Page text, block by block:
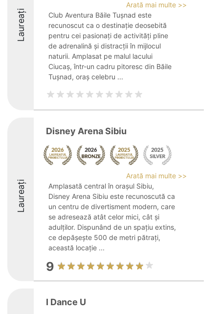
Laureați
Arată mai multe >>
Club Aventura Băile Tușnad este
recunoscut ca o destinație deosebită
pentru cei pasionați de activități pline
de adrenalină și distracții în mijlocul
naturii. Amplasat pe malul lacului
Ciucaș, într-un cadru pitoresc din Băile
Tușnad, oraș celebru ...
Laureați
Disney Arena Sibiu
Arată mai multe >>
Amplasată central în orașul Sibiu,
Disney Arena Sibiu este recunoscută ca
un centru de divertisment modern, care
se adresează atât celor mici, cât și
adulților. Dispunând de un spațiu extins,
ce depășește 500 de metri pătrați,
această locație ...
9
I Dance U